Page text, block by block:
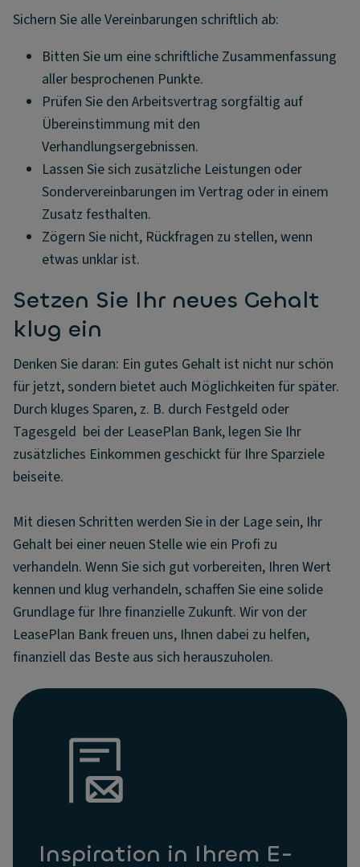
Sichern Sie alle Vereinbarungen schriftlich ab:
Bitten Sie um eine schriftliche Zusammenfassung
aller besprochenen Punkte.
Prüfen Sie den Arbeitsvertrag sorgfältig auf
Übereinstimmung mit den
Verhandlungsergebnissen.
Lassen Sie sich zusätzliche Leistungen oder
Sondervereinbarungen im Vertrag oder in einem
Zusatz festhalten.
Zögern Sie nicht, Rückfragen zu stellen, wenn
etwas unklar ist.
Setzen Sie Ihr neues Gehalt
klug ein
Denken Sie daran: Ein gutes Gehalt ist nicht nur schön
für jetzt, sondern bietet auch Möglichkeiten für später.
Durch kluges Sparen, z. B. durch Festgeld oder
Tagesgeld bei der LeasePlan Bank, legen Sie Ihr
zusätzliches Einkommen geschickt für Ihre Sparziele
beiseite.
Mit diesen Schritten werden Sie in der Lage sein, Ihr
Gehalt bei einer neuen Stelle wie ein Profi zu
verhandeln. Wenn Sie sich gut vorbereiten, Ihren Wert
kennen und klug verhandeln, schaffen Sie eine solide
Grundlage für Ihre finanzielle Zukunft. Wir von der
LeasePlan Bank freuen uns, Ihnen dabei zu helfen,
finanziell das Beste aus sich herauszuholen.
Inspiration in Ihrem E-